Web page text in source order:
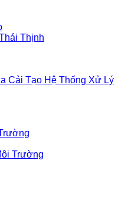
Thịnh
Cải Tạo Hệ Thống Xử Lý
Trường